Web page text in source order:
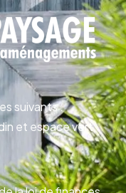
suivants :
et espace vert,